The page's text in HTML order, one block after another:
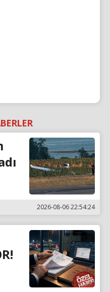
2026-08-06 22:54:24